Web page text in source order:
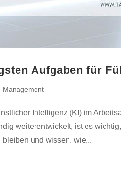
Aufgaben für
| Management
Intelligenz (KI) im
weiterentwickelt, ist es
bleiben und wissen, wie...